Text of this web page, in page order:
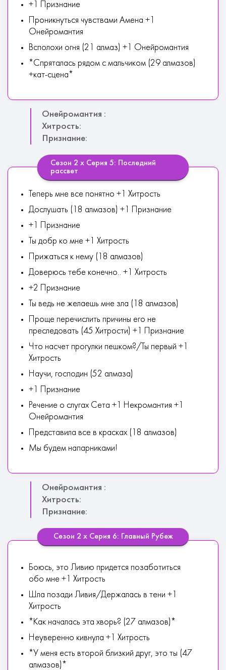
+1 Признание
Проникнуться чувствами Амена +1
Онейромантия
Всполохи огня (21 алмаз) +1 Онейромантия
*Спряталась рядом с мальчиком (29 алмазов)
+кат-сцена*
Онейромантия :
Хитрость:
Признание:
Сезон 2 х Серия 5: Последний
рассвет
Теперь мне все понятно +1 Хитрость
Дослушать (18 алмазов) +1 Признание
+1 Признание
Ты добр ко мне +1 Хитрость
Прижаться к нему (18 алмазов)
Доверюсь тебе конечно.. +1 Хитрость
+2 Признание
Ты ведь не желаешь мне зла (18 алмазов)
Проще перечислить причины его не
преследовать (45 Хитрости) +1 Признание
Что насчет прогулки пешком?/Ты первый +1
Хитрость
Научи, господин (52 алмаза)
+1 Признание
Речение о слугах Сета +1 Некромантия +1
Онейромантия
Представила все в красках (18 алмазов)
Мы будем напарниками!
Онейромантия :
Хитрость:
Признание:
Сезон 2 х Серия 6: Главный Рубеж
Боюсь, это Ливию придется позаботиться
обо мне +1 Хитрость
Шла позади Ливия/Держалась в тени +1
Хитрость
*Как началась эта хворь? (27 алмазов)*
Неуверенно кивнула +1 Хитрость
*У меня есть второй близкий друг, это ты (47
алмазов)*